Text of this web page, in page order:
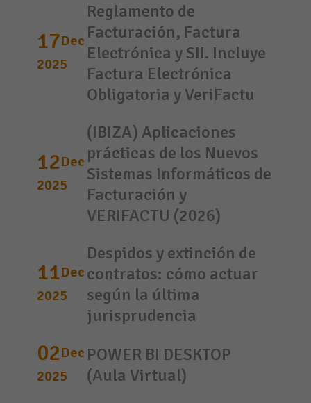
17Dec
2025
Reglamento de
Facturación, Factura
Electrónica y SII. Incluye
Factura Electrónica
Obligatoria y VeriFactu
12Dec
2025
(IBIZA) Aplicaciones
prácticas de los Nuevos
Sistemas Informáticos de
Facturación y
VERIFACTU (2026)
11Dec
2025
Despidos y extinción de
contratos: cómo actuar
según la última
jurisprudencia
02Dec
2025
POWER BI DESKTOP
(Aula Virtual)